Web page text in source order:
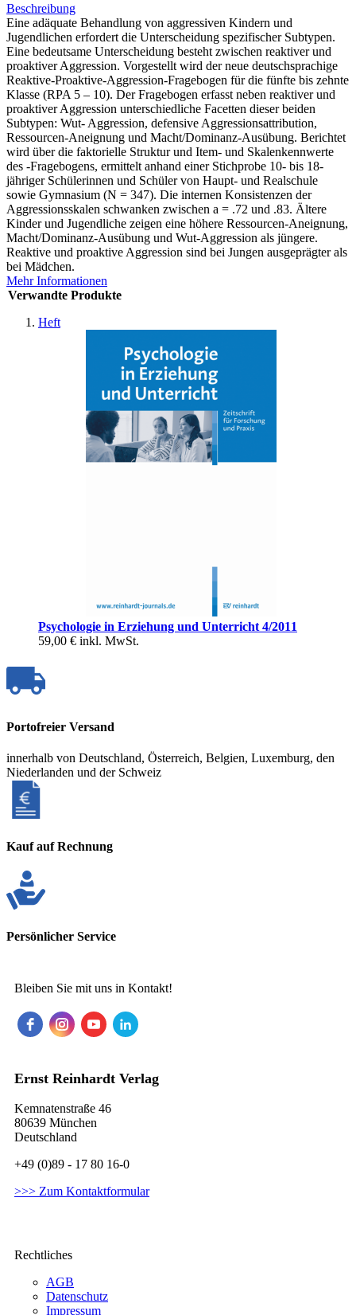
Beschreibung
Eine adäquate Behandlung von aggressiven Kindern und
Jugendlichen erfordert die Unterscheidung spezifischer Subtypen.
Eine bedeutsame Unterscheidung besteht zwischen reaktiver und
proaktiver Aggression. Vorgestellt wird der neue deutschsprachige
Reaktive-Proaktive-Aggression-Fragebogen für die fünfte bis zehnte
Klasse (RPA 5 – 10). Der Fragebogen erfasst neben reaktiver und
proaktiver Aggression unterschiedliche Facetten dieser beiden
Subtypen: Wut- Aggression, defensive Aggressionsattribution,
Ressourcen-Aneignung und Macht/Dominanz-Ausübung. Berichtet
wird über die faktorielle Struktur und Item- und Skalenkennwerte
des -Fragebogens, ermittelt anhand einer Stichprobe 10- bis 18-
jähriger Schülerinnen und Schüler von Haupt- und Realschule
sowie Gymnasium (N = 347). Die internen Konsistenzen der
Aggressionsskalen schwanken zwischen a = .72 und .83. Ältere
Kinder und Jugendliche zeigen eine höhere Ressourcen-Aneignung,
Macht/Dominanz-Ausübung und Wut-Aggression als jüngere.
Reaktive und proaktive Aggression sind bei Jungen ausgeprägter als
bei Mädchen.
Mehr Informationen
Verwandte Produkte
Heft
Psychologie in Erziehung und Unterricht 4/2011
59,00 € inkl. MwSt.
Portofreier Versand
innerhalb von Deutschland, Österreich, Belgien, Luxemburg, den
Niederlanden und der Schweiz
Kauf auf Rechnung
Persönlicher Service
Bleiben Sie mit uns in Kontakt!
Ernst Reinhardt Verlag
Kemnatenstraße 46
80639 München
Deutschland
+49 (0)89 - 17 80 16-0
>>> Zum Kontaktformular
Rechtliches
AGB
Datenschutz
Impressum